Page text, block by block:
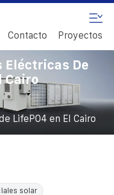
Contacto Proyectos
Eléctricas De
Cairo
LifePO4 en El Cairo
solar